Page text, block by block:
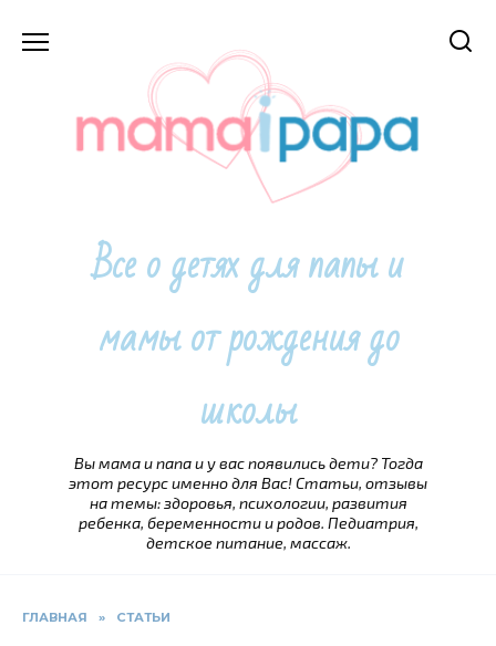
Все о детях для папы и
мамы от рождения до
школы
Вы мама и папа и у вас появились дети? Тогда
этот ресурс именно для Вас! Статьи, отзывы
на темы: здоровья, психологии, развития
ребенка, беременности и родов. Педиатрия,
детское питание, массаж.
ГЛАВНАЯ » СТАТЬИ